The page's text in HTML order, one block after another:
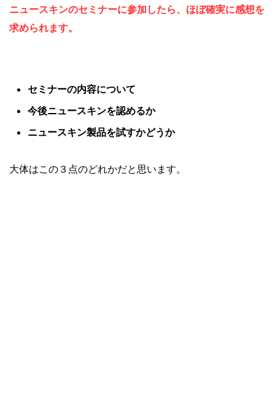
ニュースキンのセミナーに参加したら、ほぼ確実に感想を
求められます。
セミナーの内容について
今後ニュースキンを認めるか
ニュースキン製品を試すかどうか
大体はこの３点のどれかだと思います。